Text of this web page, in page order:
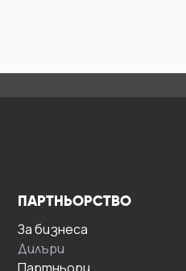
ПАРТНЬОРСТВО
За бизнесa
Дилъри